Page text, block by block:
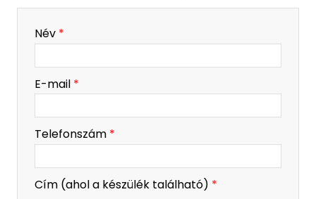
-
-
-
-
Név *
E-mail *
Telefonszám *
Cím (ahol a készülék található) *